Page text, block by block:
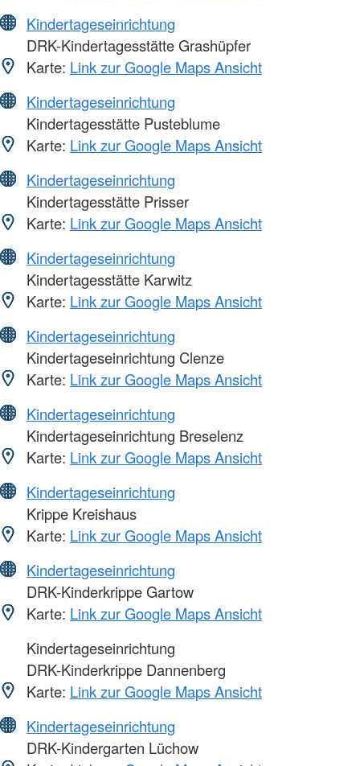
Kindertageseinrichtung
DRK-Kindertagesstätte Grashüpfer
Karte: Link zur Google Maps Ansicht
Kindertageseinrichtung
Kindertagesstätte Pusteblume
Karte: Link zur Google Maps Ansicht
Kindertageseinrichtung
Kindertagesstätte Prisser
Karte: Link zur Google Maps Ansicht
Kindertageseinrichtung
Kindertagesstätte Karwitz
Karte: Link zur Google Maps Ansicht
Kindertageseinrichtung
Kindertageseinrichtung Clenze
Karte: Link zur Google Maps Ansicht
Kindertageseinrichtung
Kindertageseinrichtung Breselenz
Karte: Link zur Google Maps Ansicht
Kindertageseinrichtung
Krippe Kreishaus
Karte: Link zur Google Maps Ansicht
Kindertageseinrichtung
DRK-Kinderkrippe Gartow
Karte: Link zur Google Maps Ansicht
Kindertageseinrichtung
DRK-Kinderkrippe Dannenberg
Karte: Link zur Google Maps Ansicht
Kindertageseinrichtung
DRK-Kindergarten Lüchow